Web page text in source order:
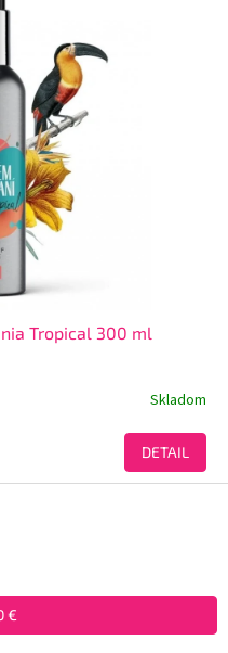
Tropical 300 ml
Skladom
DETAIL
€